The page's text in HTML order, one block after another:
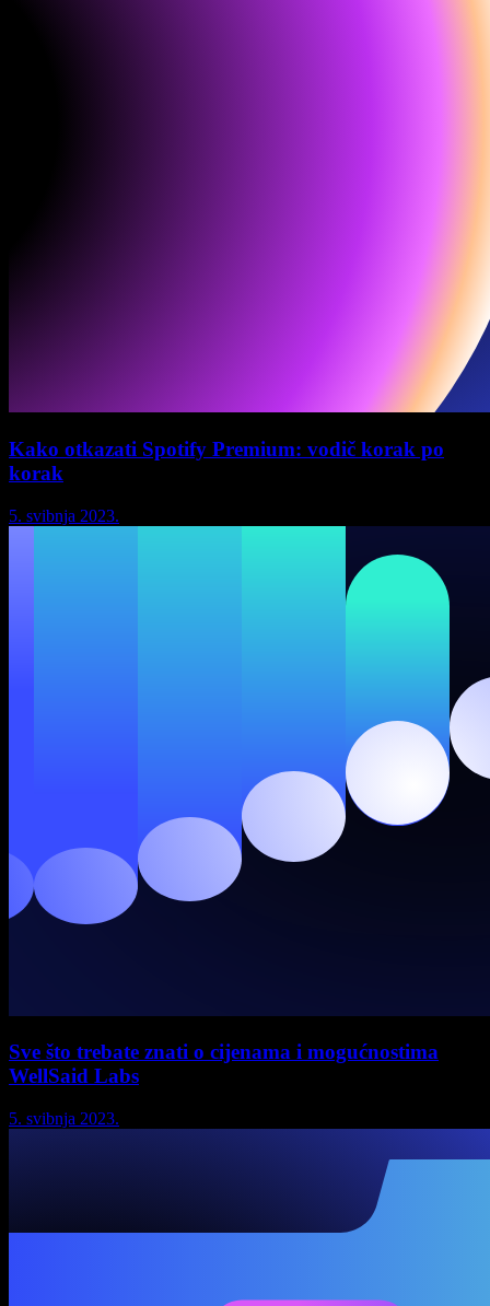
Kako otkazati Spotify Premium: vodič korak po
korak
5. svibnja 2023.
Sve što trebate znati o cijenama i mogućnostima
WellSaid Labs
5. svibnja 2023.